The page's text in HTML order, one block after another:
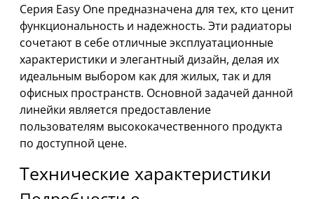
Серия Easy One предназначена для тех, кто ценит
функциональность и надежность. Эти радиаторы
сочетают в себе отличные эксплуатационные
характеристики и элегантный дизайн, делая их
идеальным выбором как для жилых, так и для
офисных пространств. Основной задачей данной
линейки является предоставление
пользователям высококачественного продукта
по доступной цене.
Технические характеристики